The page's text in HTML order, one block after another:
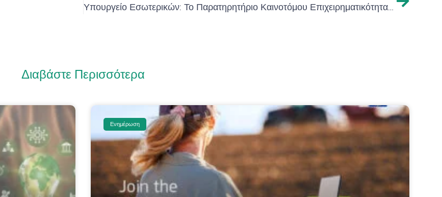
Υπουργείο Εσωτερικών: Το Παρατηρητήριο Καινοτόμου Επιχειρηματικότητας της Περιφέρειας Κρήτης πρότυπο στην εφαρμογή Μαραθωνίων Καινοτομίας από Δημόσιους Φορείς
Διαβάστε Περισσότερα
Ενημέρωση